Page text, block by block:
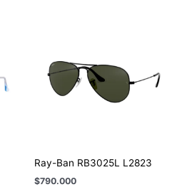
Ray-Ban RB3025L L2823
$790.000